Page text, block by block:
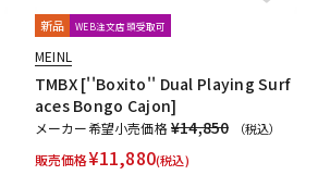
新品 WEB注文店頭受取可
MEINL
TMBX [''Boxito'' Dual Playing Surf
aces Bongo Cajon]
メーカー希望小売価格¥14,850 （税込）
販売価格¥11,880(税込)